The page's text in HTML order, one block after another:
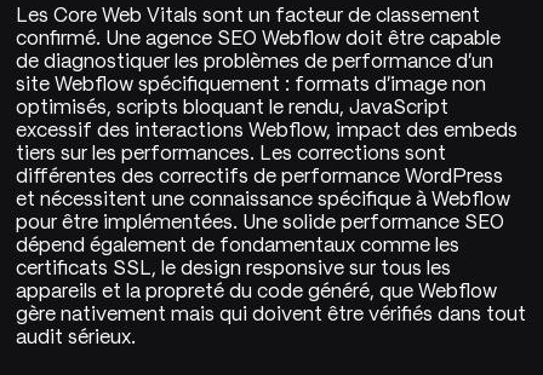
Les Core Web Vitals sont un facteur de classement
confirmé. Une agence SEO Webflow doit être capable
de diagnostiquer les problèmes de performance d'un
site Webflow spécifiquement : formats d'image non
optimisés, scripts bloquant le rendu, JavaScript
excessif des interactions Webflow, impact des embeds
tiers sur les performances. Les corrections sont
différentes des correctifs de performance WordPress
et nécessitent une connaissance spécifique à Webflow
pour être implémentées. Une solide performance SEO
dépend également de fondamentaux comme les
certificats SSL, le design responsive sur tous les
appareils et la propreté du code généré, que Webflow
gère nativement mais qui doivent être vérifiés dans tout
audit sérieux.